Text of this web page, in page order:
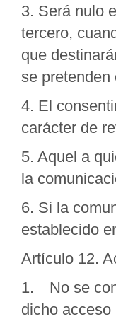
3. Será nulo
tercero,
que
se pretenden
4. El
carácter de
5. Aquel a
la
6. Si la
establecido
Artículo 12.
1. No se
dicho